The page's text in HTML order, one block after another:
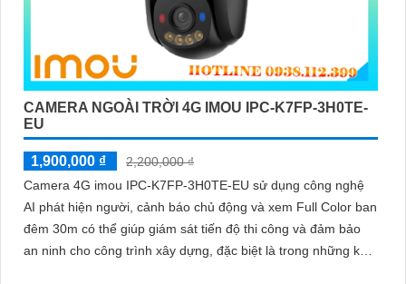
CAMERA NGOÀI TRỜI 4G IMOU IPC-K7FP-3H0TE-
EU
1,900,000 ₫
2,200,000 ₫
Camera 4G imou IPC-K7FP-3H0TE-EU sử dụng công nghệ
AI phát hiện người, cảnh báo chủ động và xem Full Color ban
đêm 30m có thể giúp giám sát tiến độ thi công và đảm bảo
an ninh cho công trình xây dựng, đặc biệt là trong những khu